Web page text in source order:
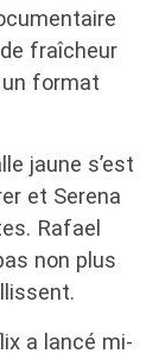
fraîcheur
format
jaune s’est
et Serena
Rafael
non plus
a lancé mi-